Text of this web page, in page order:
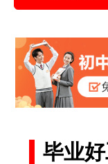
毕业